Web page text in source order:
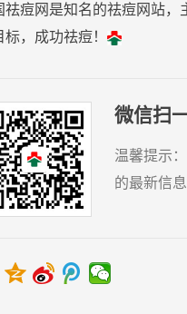
祛痘网是知名的祛痘网站
标，成功祛痘！
微信扫
温馨提示：
的最新信